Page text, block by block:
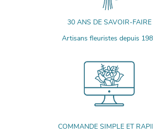
30 ANS DE SAVOIR-FAIRE
Artisans fleuristes depuis
COMMANDE SIMPLE ET